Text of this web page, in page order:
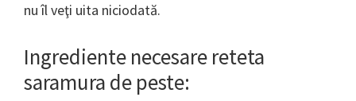
nu îl veţi uita niciodată.
Ingrediente necesare reteta
saramura de peste: